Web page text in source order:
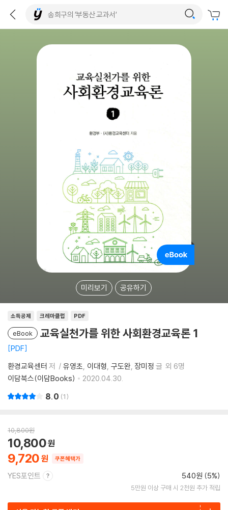
미리보기 공유하기
소득공제 크레마클럽 PDF
eBook 교육실천가를 위한 사회환경교육론 1
PDF
환경교육센터 저 유영초 이대형 구도완 장미정 글 외 6명
이담북스(이담Books)
2020.04.30.
8.0 1
10,800원
9,720
10,800
쿠폰혜택가
YES포인트 540원 (5%)
5만원 이상 구매 시 2천원 추가 적립